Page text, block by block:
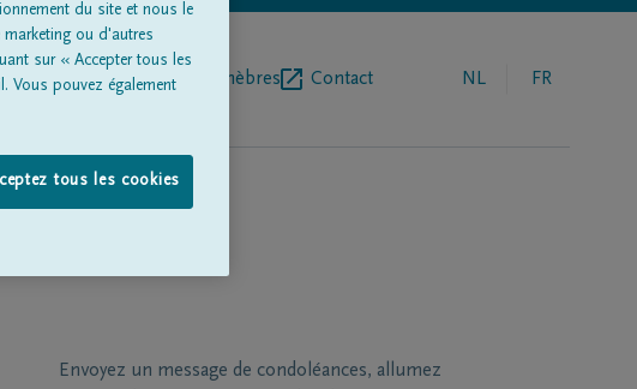
de pompes funèbres Contact NL FR
Envoyez un message de condoléances, allumez
du site et nous le
ou d'autres
sur « Accepter tous les
Vous pouvez également
tous les cookies